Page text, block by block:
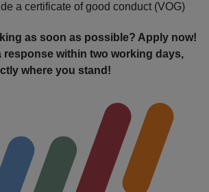
a certificate of good conduct (VOG)
as soon as possible? Apply now!
response within two working days,
where you stand!